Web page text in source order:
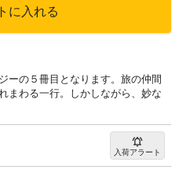
に入れる
ーの５冊目となります。旅の仲間
まわる一行。しかしながら、妙な
入荷アラート